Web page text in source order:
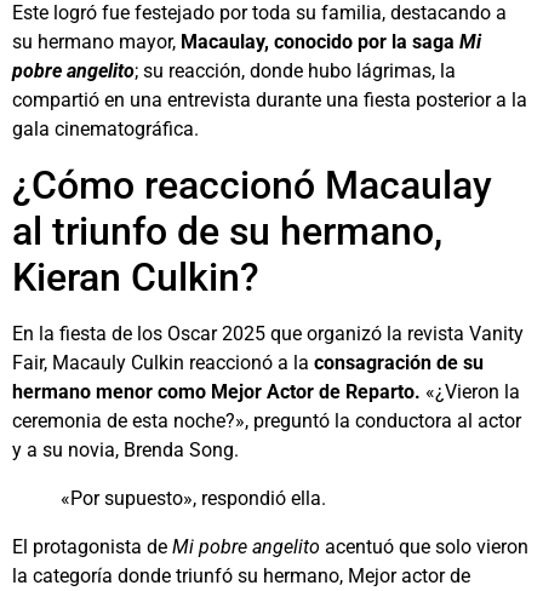
Este logró fue festejado por toda su familia, destacando a
su hermano mayor, Macaulay, conocido por la saga Mi
pobre angelito; su reacción, donde hubo lágrimas, la
compartió en una entrevista durante una fiesta posterior a la
gala cinematográfica.
¿Cómo reaccionó Macaulay
al triunfo de su hermano,
Kieran Culkin?
En la fiesta de los Oscar 2025 que organizó la revista Vanity
Fair, Macauly Culkin reaccionó a la consagración de su
hermano menor como Mejor Actor de Reparto. «¿Vieron la
ceremonia de esta noche?», preguntó la conductora al actor
y a su novia, Brenda Song.
«Por supuesto», respondió ella.
El protagonista de Mi pobre angelito acentuó que solo vieron
la categoría donde triunfó su hermano, Mejor actor de